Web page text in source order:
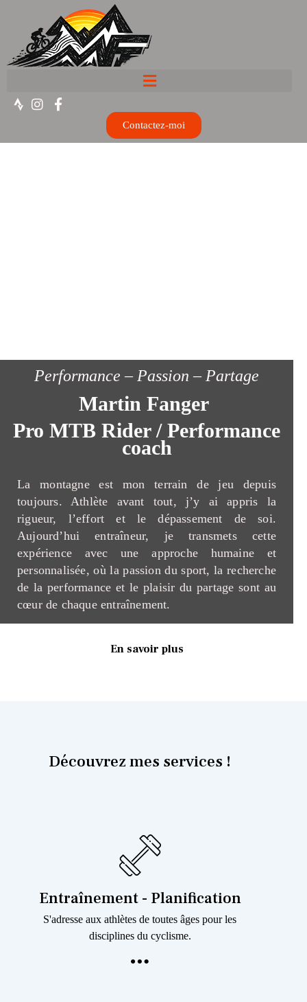
Contactez-moi
Performance – Passion – Partage
Martin Fanger
Pro MTB Rider / Performance
coach
La montagne est mon terrain de jeu depuis
toujours. Athlète avant tout, j’y ai appris la
rigueur, l’effort et le dépassement de soi.
Aujourd’hui entraîneur, je transmets cette
expérience avec une approche humaine et
personnalisée, où la passion du sport, la recherche
de la performance et le plaisir du partage sont au
cœur de chaque entraînement.
En savoir plus
Découvrez mes services !
Entraînement - Planification
S'adresse aux athlètes de toutes âges pour les
disciplines du cyclisme.